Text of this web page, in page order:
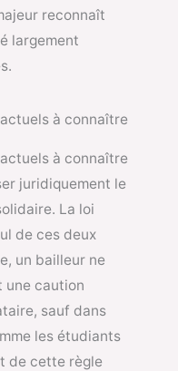
reconnaît
largement
à connaître
à connaître
juridiquement le
La loi
de ces deux
un bailleur ne
une caution
sauf dans
les étudiants
de cette règle